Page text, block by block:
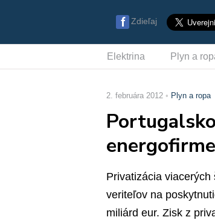
Zdieľaj
Elektrina Plyn a
2. februára 2012 Plyn a ropa
Privatizácia
veriteľov na
miliárd eur. Zisk z